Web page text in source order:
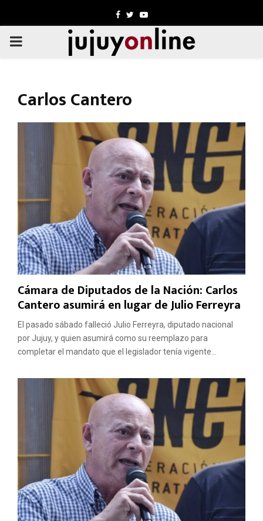
Facebook
TwitterYoutube
PRIMARY
Carlos Cantero
Cámara de Diputados de la Nación: Carlos
Cantero asumirá en lugar de Julio Ferreyra
El pasado sábado falleció Julio Ferreyra, diputado nacional
por Jujuy, y quien asumirá como su reemplazo para
completar el mandato que el legislador tenía vigente...